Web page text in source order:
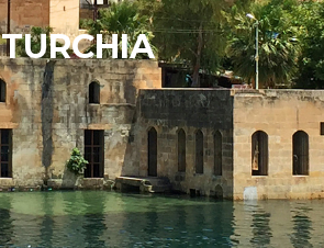
TURCHIA